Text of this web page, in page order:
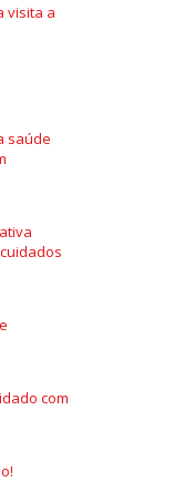
visita a
saúde
com